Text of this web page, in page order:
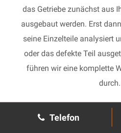
Telefon
das Getriebe zunächst aus
ausgebaut werden. Erst
seine Einzelteile analysiert
oder das defekte Teil
führen wir eine komplette
durch.
2. Manuelles Getriebe:
Die
Schaltgetriebes ist äußerst